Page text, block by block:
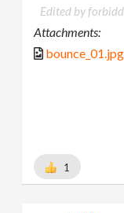
Edited by
Attachments:
bounce_01.jpg
1